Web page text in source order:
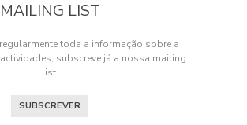
MAILING LIST
regularmente toda a informação sobre a
subscreve já a nossa mailing
list.
SUBSCREVER